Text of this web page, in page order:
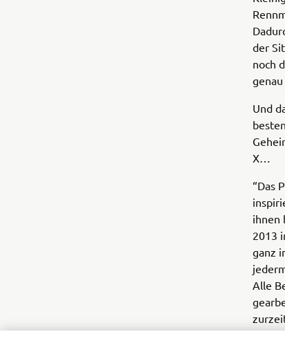
der
noch
Und
X…
“Das
ihnen
2013
ganz
Alle
nur